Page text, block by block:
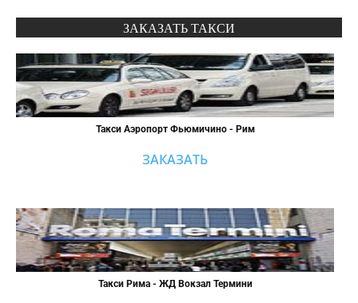
ЗАКАЗАТЬ ТАКСИ
Такси Аэропорт Фьюмичино - Рим
ЗАКАЗАТЬ
Такси Рима - ЖД Вокзал Термини